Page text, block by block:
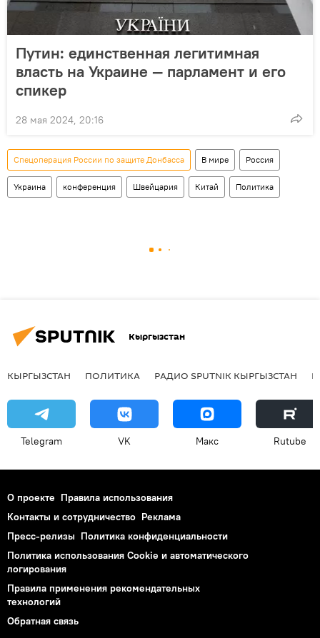
Путин: единственная легитимная
власть на Украине — парламент и его
спикер
28 мая 2024, 20:16
Спецоперация России по защите Донбасса В мире Россия
Украина конференция Швейцария Китай Политика
Кыргызстан
КЫРГЫЗСТАН ПОЛИТИКА РАДИО SPUTNIK КЫРГЫЗСТАН
Telegram VK Макс Rutube
О проекте Правила использования
Контакты и сотрудничество Реклама
Пресс-релизы Политика конфиденциальности
Политика использования Cookie и автоматического
логирования
Правила применения рекомендательных
технологий
Обратная связь